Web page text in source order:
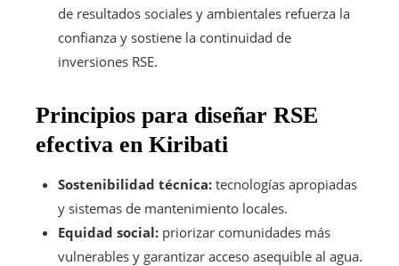
de resultados sociales y ambientales refuerza la
confianza y sostiene la continuidad de
inversiones RSE.
Principios para diseñar RSE
efectiva en Kiribati
Sostenibilidad técnica: tecnologías apropiadas
y sistemas de mantenimiento locales.
Equidad social: priorizar comunidades más
vulnerables y garantizar acceso asequible al agua.